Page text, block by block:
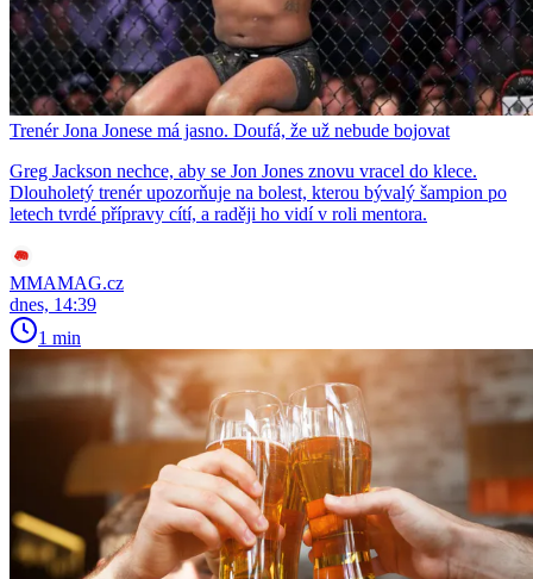
Trenér Jona Jonese má jasno. Doufá, že už nebude bojovat
Greg Jackson nechce, aby se Jon Jones znovu vracel do klece.
Dlouholetý trenér upozorňuje na bolest, kterou bývalý šampion po
letech tvrdé přípravy cítí, a raději ho vidí v roli mentora.
MMAMAG.cz
dnes, 14:39
1 min